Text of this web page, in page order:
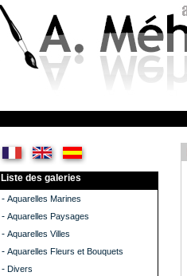
Liste des galeries
- Aquarelles Marines
- Aquarelles Paysages
- Aquarelles Villes
- Aquarelles Fleurs et Bouquets
- Divers